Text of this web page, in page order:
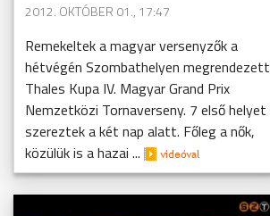
2012. OKTÓBER 01., 17:47
Remekeltek a magyar versenyzők a
hétvégén Szombathelyen megrendezett
Thales Kupa IV. Magyar Grand Prix
Nemzetközi Tornaverseny. 7 első helyet
szereztek a két nap alatt. Főleg a nők,
közülük is a hazai ...